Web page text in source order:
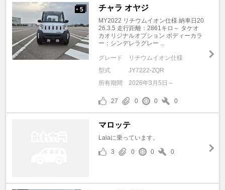
+ 5 チャラ オヤジ
MY2022 リチウムイオン仕様 納車日20
26.3.5 走行距離：2861キロ～ タケオ
カオリジナルオプション ボディーカラ
ー：シンデレラグレー ...
グレード
リチウムイオン仕様
型式
JY7222-ZQR
所有期間
2026年3月5日～
27 0 0 0
マロッテ
Lalaに乗っています。
3
0 0 0